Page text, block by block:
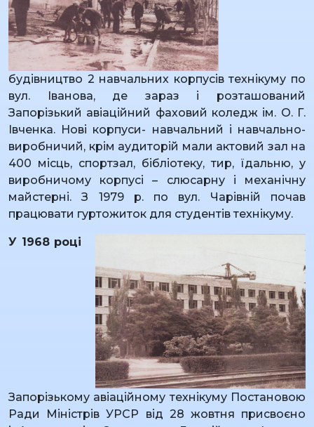
будівництво 2 навчальних корпусів технікуму по
вул. Іванова, де зараз і розташований
Запорізький авіаційний фаховий коледж ім. О. Г.
Івченка. Нові корпуси- навчальний і навчально-
виробничий, крім аудиторій мали актовий зал на
400 місць, спортзал, бібліотеку, тир, їдальню, у
виробничому корпусі – слюсарну і механічну
майстерні. З 1979 р. по вул. Чарівній почав
працювати гуртожиток для студентів технікуму.
У 1968 році
Запорізькому авіаційному технікуму Постановою
Ради Міністрів УРСР від 28 жовтня присвоєно